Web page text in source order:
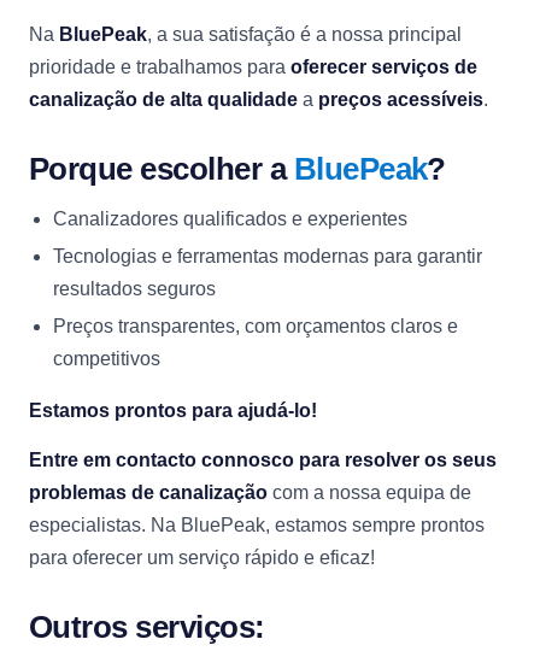
Na BluePeak, a sua satisfação é a nossa principal
prioridade e trabalhamos para oferecer serviços de
canalização de alta qualidade a preços acessíveis.
Porque escolher a BluePeak?
Canalizadores qualificados e experientes
Tecnologias e ferramentas modernas para garantir
resultados seguros
Preços transparentes, com orçamentos claros e
competitivos
Estamos prontos para ajudá-lo!
Entre em contacto connosco para resolver os seus
problemas de canalização com a nossa equipa de
especialistas. Na BluePeak, estamos sempre prontos
para oferecer um serviço rápido e eficaz!
Outros serviços: